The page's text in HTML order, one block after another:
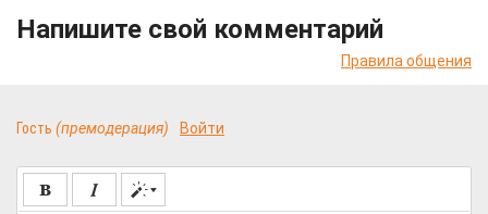
Напишите свой комментарий
Правила общения
Гость (премодерация) Войти